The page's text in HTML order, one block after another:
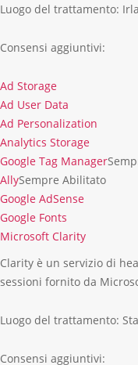
Luogo del trattamento:
Consensi aggiuntivi:
Ad Storage
Ad
Storage
Ad User Data
Ad
User
Data
Ad Personalization
Ad
Personalization
Analytics Storage
Analytics
Storage
Google Tag Manager
AllySempre Abilitato
Google AdSense
Google
AdSense
Google Fonts
Google
Microsoft Clarity
Clarity
Clarity è un servizio di
sessioni fornito da
Luogo del trattamento:
Consensi aggiuntivi: